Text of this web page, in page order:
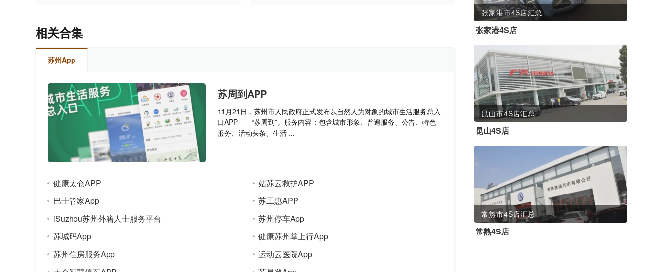
相关合集
苏州App
苏周到APP
11月21日，苏州市人民政府正式发布以自然人为对象的城市生活服务总入
口APP——“苏周到”。服务内容：包含城市形象、普遍服务、公告、特色
服务、活动头条、生活 ...
健康太仓APP
巴士管家App
iSuzhou苏州外籍人士服务平台
苏城码App
苏州住房服务App
姑苏云救护APP
苏工惠APP
苏州停车App
健康苏州掌上行App
运动云医院App
张家港市4S店汇总
张家港4S店
昆山市4S店汇总
昆山4S店
常熟市4S店汇总
常熟4S店